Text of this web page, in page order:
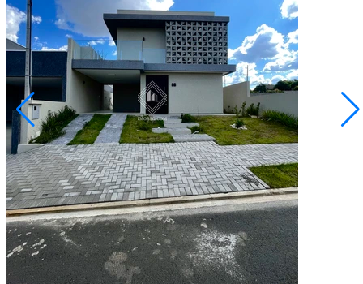
Jardim Carvalho
R$ 866.256,53
Sobrado no Condomínio Bosque Mistral
Ponta Grossa/PR
2073257.001
3Quartos
2Vagas
134,86Área Privativa (m²)